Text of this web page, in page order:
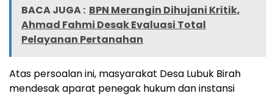
BACA JUGA : BPN Merangin Dihujani Kritik,
Ahmad Fahmi Desak Evaluasi Total
Pelayanan Pertanahan
Atas persoalan ini, masyarakat Desa Lubuk Birah
mendesak aparat penegak hukum dan instansi